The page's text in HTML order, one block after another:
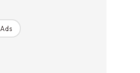
Ads